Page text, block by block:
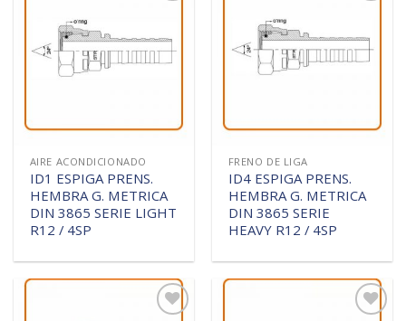
lista de
deseos
AIRE ACONDICIONADO
ID1 ESPIGA PRENS.
HEMBRA G. METRICA
DIN 3865 SERIE LIGHT
R12 / 4SP
lista de
deseos
FRENO DE LIGA
ID4 ESPIGA PRENS.
HEMBRA G. METRICA
DIN 3865 SERIE
HEAVY R12 / 4SP